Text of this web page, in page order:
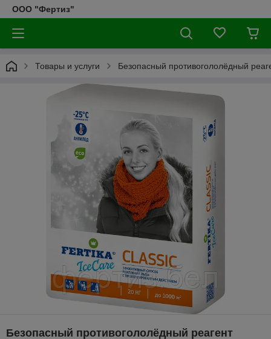
ООО "Фертиз"
Товары и услуги Безопасный противогололёдный
Безопасный противогололёдный реагент